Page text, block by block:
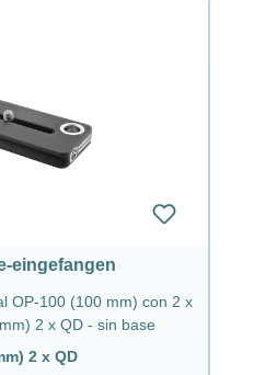
eingefangen
OP-100 (100 mm) con 2 x
2 x QD - sin base
2 x QD